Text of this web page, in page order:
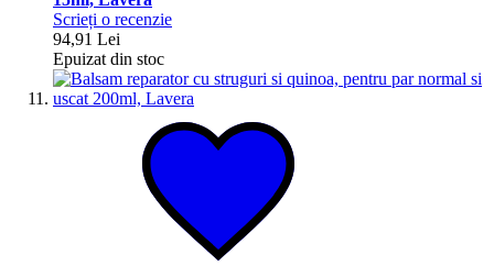
Scrieți o recenzie
94,91 Lei
Epuizat din stoc